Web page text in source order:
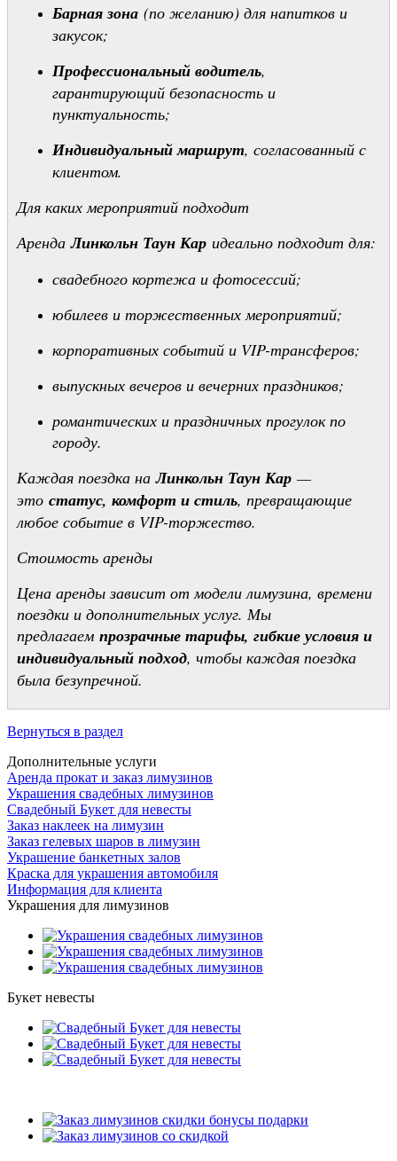
Барная зона (по желанию) для напитков и
закусок;
Профессиональный водитель,
гарантирующий безопасность и
пунктуальность;
Индивидуальный маршрут, согласованный с
клиентом.
Для каких мероприятий подходит
АрендаЛинкольн Таун Кар идеально подходит для:
свадебного кортежа и фотосессий;
юбилеев и торжественных мероприятий;
корпоративных событий и VIP-трансферов;
выпускных вечеров и вечерних праздников;
романтических и праздничных прогулок по
городу.
Каждая поездка наЛинкольн Таун Кар —
это статус, комфорт и стиль, превращающие
любое событие в VIP-торжество.
Стоимость аренды
Цена аренды зависит от модели лимузина, времени
поездки и дополнительных услуг. Мы
предлагаем прозрачные тарифы, гибкие условия и
индивидуальный подход, чтобы каждая поездка
была безупречной.
Вернуться в раздел
Дополнительные услуги
Аренда прокат и заказ лимузинов
Украшения свадебных лимузинов
Свадебный Букет для невесты
Заказ наклеек на лимузин
Заказ гелевых шаров в лимузин
Украшение банкетных залов
Краска для украшения автомобиля
Информация для клиента
Украшения для лимузинов
Букет невесты